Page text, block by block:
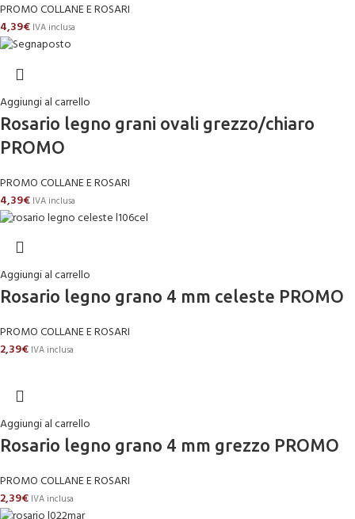
PROMO COLLANE E ROSARI
4,39€ IVA inclusa
Aggiungi al carrello
Rosario legno grani ovali grezzo/chiaro
PROMO
PROMO COLLANE E ROSARI
4,39€ IVA inclusa
Aggiungi al carrello
Rosario legno grano 4 mm celeste PROMO
PROMO COLLANE E ROSARI
2,39€ IVA inclusa
Aggiungi al carrello
Rosario legno grano 4 mm grezzo PROMO
PROMO COLLANE E ROSARI
2,39€ IVA inclusa